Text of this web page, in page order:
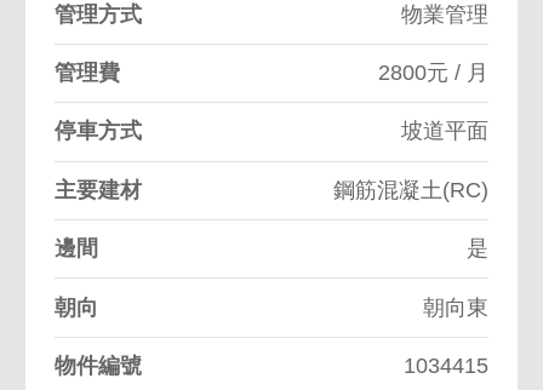
管理方式 物業管理
管理費 2800元 / 月
停車方式 坡道平面
主要建材 鋼筋混凝土(RC)
邊間 是
朝向 朝向東
物件編號 1034415